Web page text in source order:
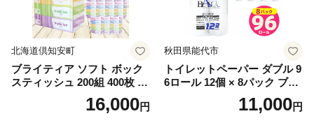
北海道倶知安町
ブライティア ソフト ボック
スティッシュ 200組 400枚 60
箱 日本製 まとめ買い ティッ
シュ リサイクル 長持 防災 常
16,000円
秋田県能代市
トイレットペーパー ダブル 9
6ロール 12個 × 8パック ブラ
ンカ 再生紙 100％ 芯あり 日
用品 消耗品 無香料 生活用品
11,000円